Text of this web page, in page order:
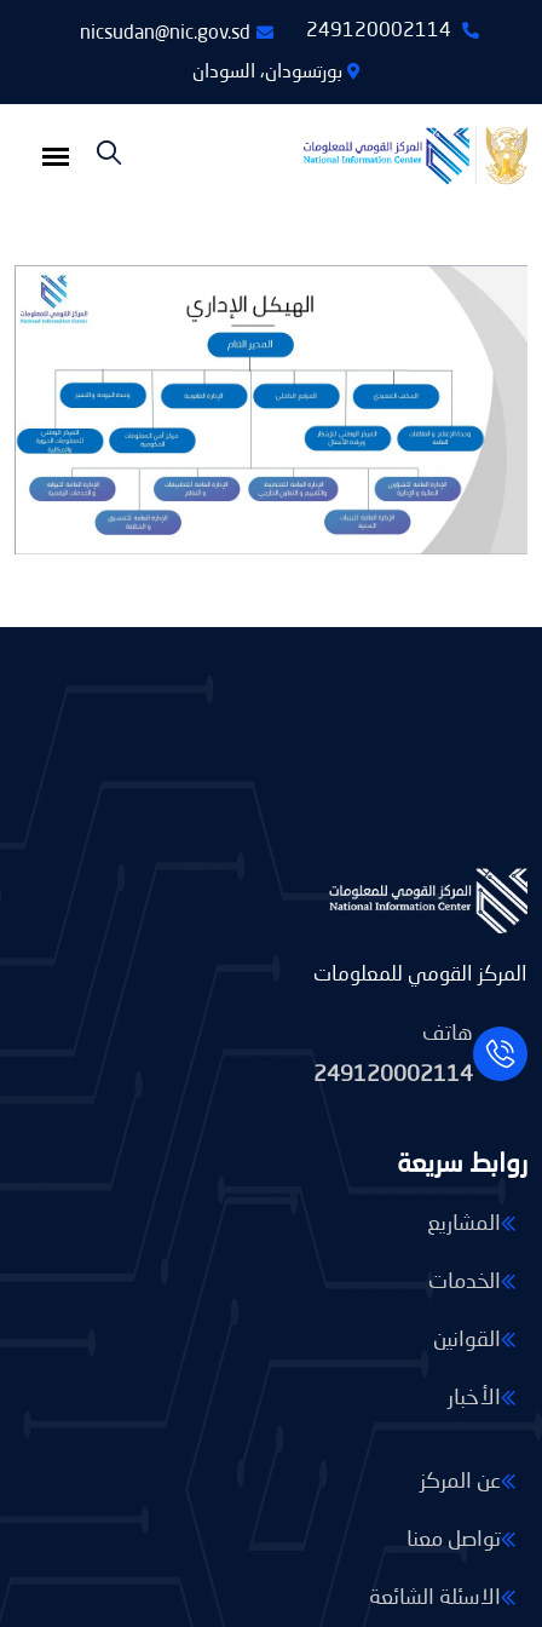
nicsudan@nic.gov.sd
بورتسودان، السودان
المركز القومي للمعلومات
هاتف
249120002114
روابط سريعة
المشاريع
الخدمات
القوانين
الأخبار
عن المركز
تواصل معنا
الاسئلة الشائعة